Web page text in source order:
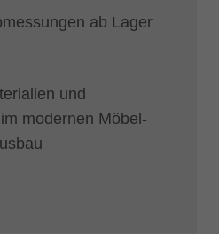
ab Lager
und
modernen Möbel-